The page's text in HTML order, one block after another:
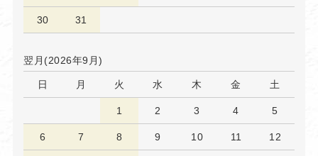
30 31
翌月(2026年9月)
日 月 火 水 木 金 土
1 2 3 4 5
6 7 8 9 10 11 12